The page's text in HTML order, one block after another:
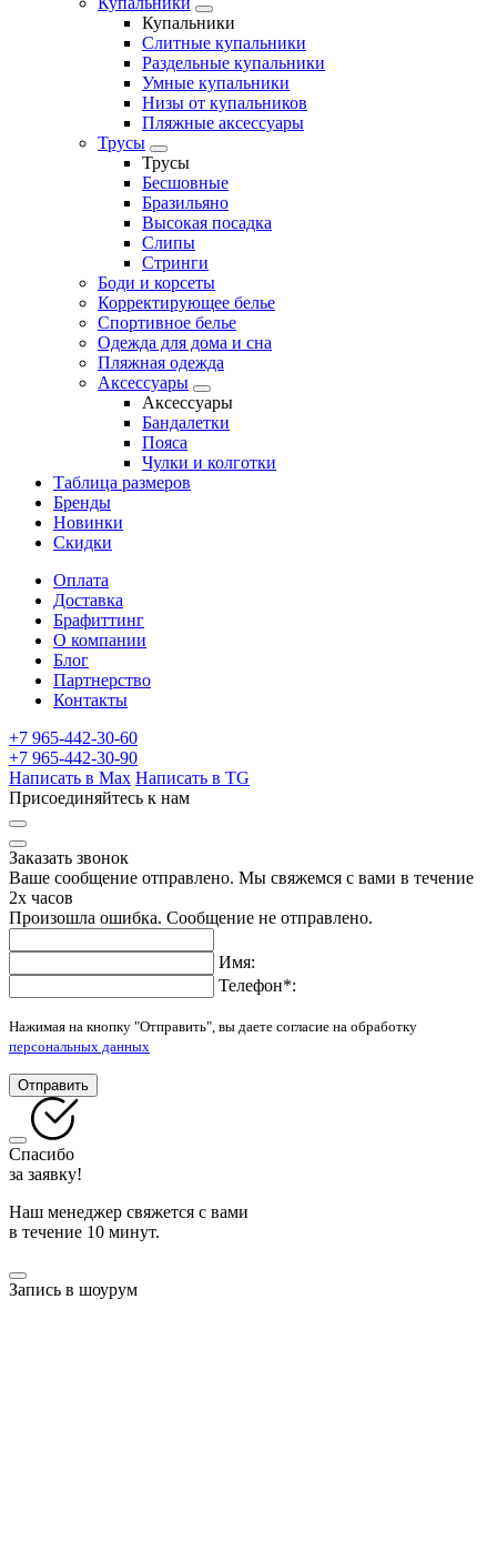
Купальники
Слитные купальники
Раздельные купальники
Умные купальники
Низы от купальников
Пляжные аксессуары
Трусы
Трусы
Бесшовные
Бразильяно
Высокая посадка
Слипы
Стринги
Боди и корсеты
Корректирующее белье
Спортивное белье
Одежда для дома и сна
Пляжная одежда
Аксессуары
Аксессуары
Бандалетки
Пояса
Чулки и колготки
Таблица размеров
Бренды
Новинки
Скидки
Оплата
Доставка
Брафиттинг
О компании
Блог
Партнерство
Контакты
+7 965-442-30-60
+7 965-442-30-90
Написать в Max Написать в TG
Присоединяйтесь к нам
Заказать звонок
Ваше сообщение отправлено. Мы свяжемся с вами в течение
2х часов
Произошла ошибка. Сообщение не отправлено.
Имя:
Телефон*:
Нажимая на кнопку "Отправить", вы даете согласие на обработку
персональных данных
Отправить
Спасибо
за заявку!
Наш менеджер свяжется с вами
в течение 10 минут.
Запись в шоурум